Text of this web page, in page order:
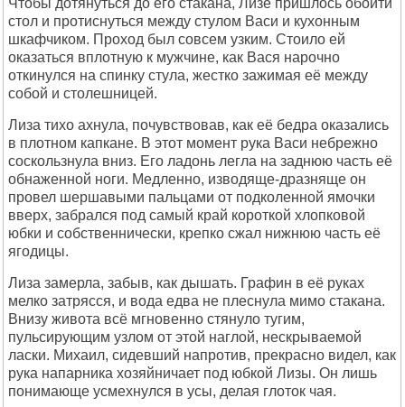
Чтобы дотянуться до его стакана, Лизе пришлось обойти
стол и протиснуться между стулом Васи и кухонным
шкафчиком. Проход был совсем узким. Стоило ей
оказаться вплотную к мужчине, как Вася нарочно
откинулся на спинку стула, жестко зажимая её между
собой и столешницей.
Лиза тихо ахнула, почувствовав, как её бедра оказались
в плотном капкане. В этот момент рука Васи небрежно
соскользнула вниз. Его ладонь легла на заднюю часть её
обнаженной ноги. Медленно, изводяще-дразняще он
провел шершавыми пальцами от подколенной ямочки
вверх, забрался под самый край короткой хлопковой
юбки и собственнически, крепко сжал нижнюю часть её
ягодицы.
Лиза замерла, забыв, как дышать. Графин в её руках
мелко затрясся, и вода едва не плеснула мимо стакана.
Внизу живота всё мгновенно стянуло тугим,
пульсирующим узлом от этой наглой, нескрываемой
ласки. Михаил, сидевший напротив, прекрасно видел, как
рука напарника хозяйничает под юбкой Лизы. Он лишь
понимающе усмехнулся в усы, делая глоток чая.